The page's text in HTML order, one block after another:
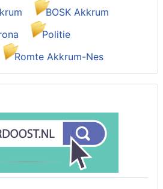
BOSK Akkrum
Politie
Romte Akkrum-Nes